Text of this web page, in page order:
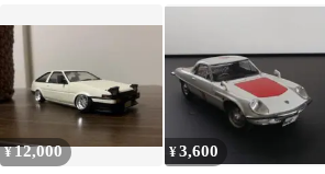
デル
¥12,000 ¥3,600